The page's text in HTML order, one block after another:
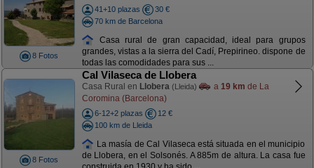
8 Fotos
41+10 plazas
30 €
70 km de Barcelona
Casa rural de gran capacidad, ideal para grupos
grandes, vistas a la sierra del Cadí, Prepirineo. dispone de
todas las comodidades para sus ...
8 Fotos
Cal Vilaseca de Llobera
Casa Rural en Llobera (Lleida) a 19 km de La
Coromina (Barcelona)
6-12+2 plazas
12 €
100 km de Lleida
La masía de Cal Vilaseca está situada en el municipio
de Llobera, en el Solsonés. A 885m de altura. La casa fue